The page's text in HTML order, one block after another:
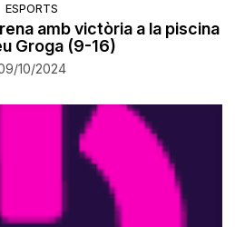
ESPORTS
amb victòria a la piscina
Groga (9-16)
10/2024